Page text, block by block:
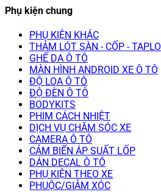
Phụ kiện chung
PHỤ KIỆN KHÁC
THẢM LÓT SÀN - CỐP - TAPLO
GHẾ DA Ô TÔ
MÀN HÌNH ANDROID XE Ô TÔ
ĐỘ LOA Ô TÔ
ĐỘ ĐÈN Ô TÔ
BODYKITS
PHIM CÁCH NHIỆT
DỊCH VỤ CHĂM SÓC XE
CAMERA Ô TÔ
CẢM BIẾN ÁP SUẤT LỐP
DÁN DECAL Ô TÔ
PHỤ KIỆN THEO XE
PHUỘC/GIẢM XÓC